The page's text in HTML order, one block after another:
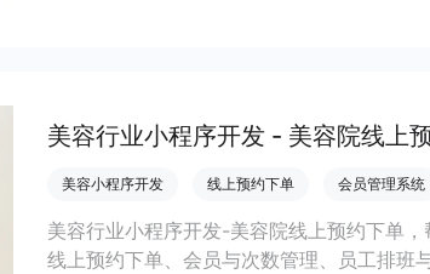
美容行业小程序开发 - 美容院线上
美容小程序开发 线上预约下单 会员管理系统
美容行业小程序开发-美容院线上预约下单
线上预约下单、会员与次数管理、员工排班